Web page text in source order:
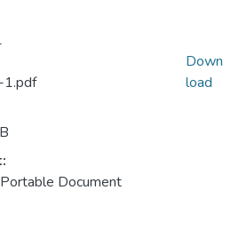
Document
Down
load